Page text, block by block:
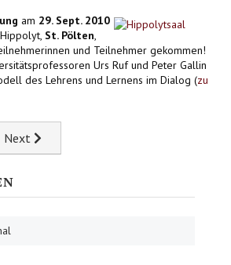
am 29. Sept. 2010
St. Pölten,
und Teilnehmer gekommen!
Urs Ruf und Peter Gallin
des Lehrens und Lernens im Dialog (zu
ÖZBF Kongress 2010
Next article: ECHA-Lehrgang 2011,
Next